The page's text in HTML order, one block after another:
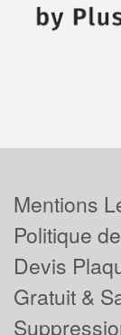
Mentions
Politique
Devis
Gratuit &